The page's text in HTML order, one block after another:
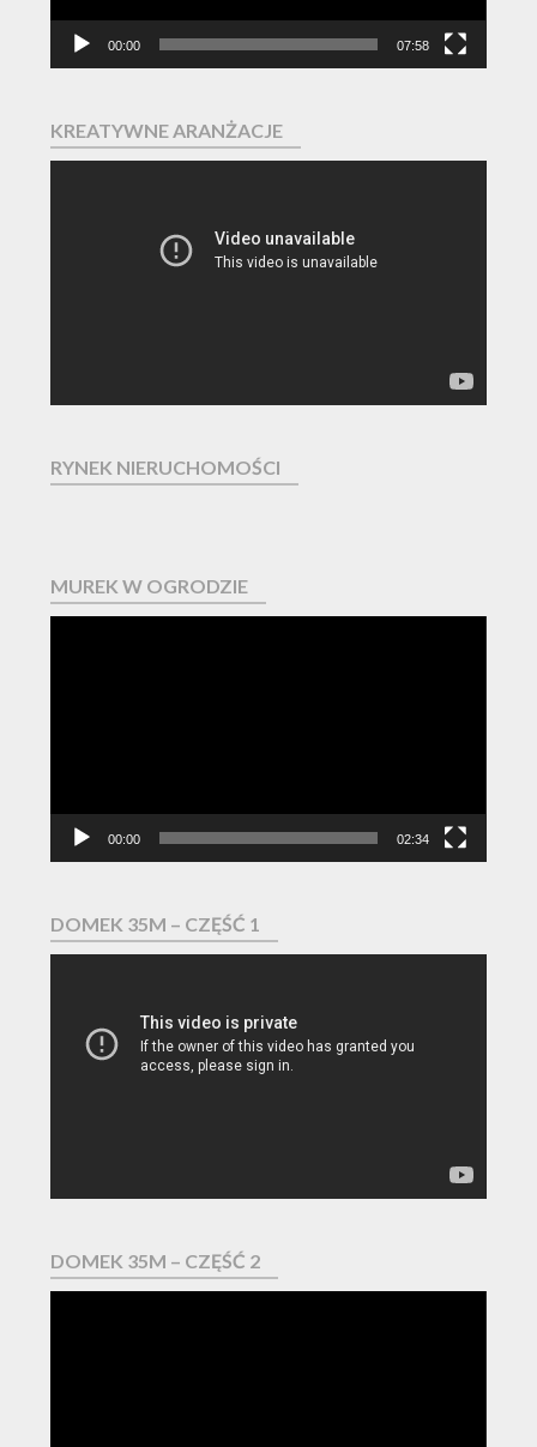
00:00 07:58
KREATYWNE ARANŻACJE
RYNEK NIERUCHOMOŚCI
MUREK W OGRODZIE
00:00 02:34
DOMEK 35M – CZĘŚĆ 1
DOMEK 35M – CZĘŚĆ 2